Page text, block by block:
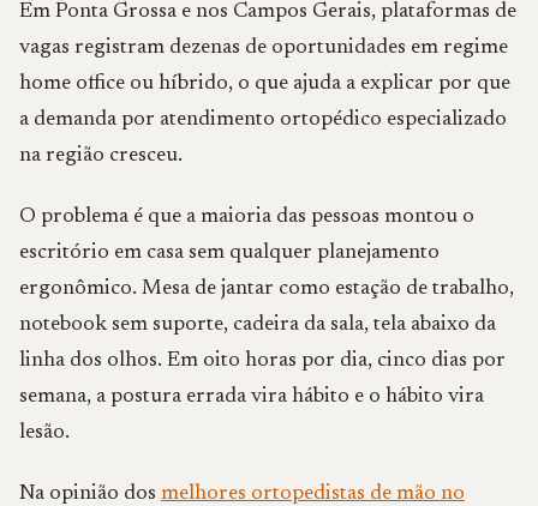
Em Ponta Grossa e nos Campos Gerais, plataformas de
vagas registram dezenas de oportunidades em regime
home office ou híbrido, o que ajuda a explicar por que
a demanda por atendimento ortopédico especializado
na região cresceu.
O problema é que a maioria das pessoas montou o
escritório em casa sem qualquer planejamento
ergonômico. Mesa de jantar como estação de trabalho,
notebook sem suporte, cadeira da sala, tela abaixo da
linha dos olhos. Em oito horas por dia, cinco dias por
semana, a postura errada vira hábito e o hábito vira
lesão.
Na opinião dos melhores ortopedistas de mão no